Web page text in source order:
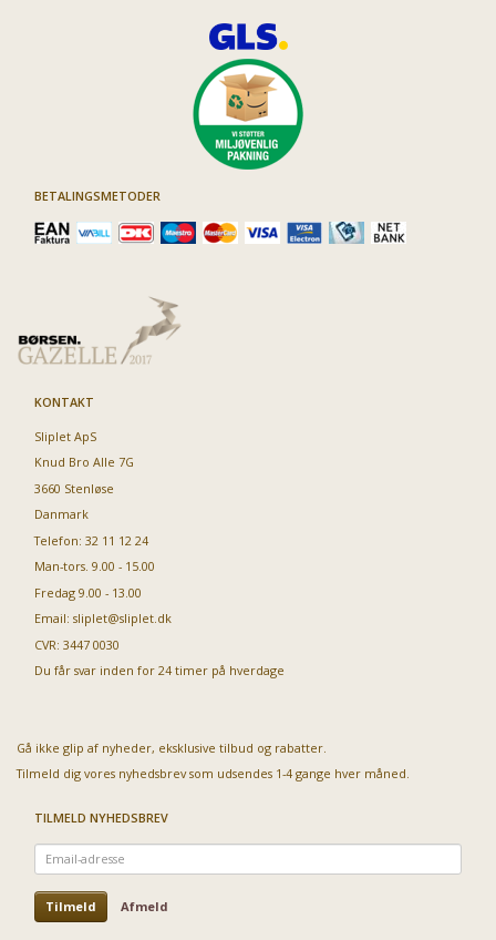
BETALINGSMETODER
KONTAKT
Sliplet ApS
Knud Bro Alle 7G
3660 Stenløse
Danmark
Telefon: 32 11 12 24
Man-tors. 9.00 - 15.00
Fredag 9.00 - 13.00
Email: sliplet@sliplet.dk
CVR: 3447 0030
Du får svar inden for 24 timer på hverdage
Gå ikke glip af nyheder, eksklusive tilbud og rabatter.
Tilmeld dig vores nyhedsbrev som udsendes 1-4 gange hver måned.
TILMELD NYHEDSBREV
Email-
adresse
Tilmeld Afmeld